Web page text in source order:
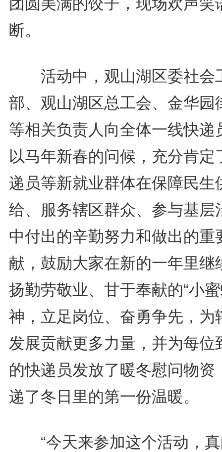
团圆美满的饺子，现场欢声笑
断。
活动中，观山湖区委社会
部、观山湖区总工会、金华园
等相关负责人向全体一线快递
以马年新春的问候，充分肯定
递员等新就业群体在保障民生
给、服务辖区群众、参与基层
中付出的辛勤努力和做出的重
献，鼓励大家在新的一年里继
扬勤劳敬业、甘于奉献的“小
神，立足岗位、奋勇争先，为
发展贡献更多力量，并为每位
的快递员发放了暖冬慰问物资
递了冬日里的第一份温暖。
“今天来参加这个活动，真